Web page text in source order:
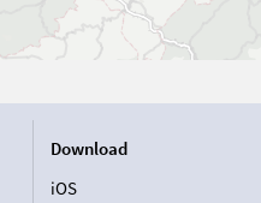
Download
iOS